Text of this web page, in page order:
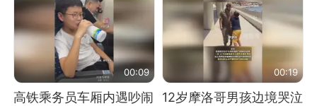
00:09
高铁乘务员车厢内遇吵闹
00:19
12岁摩洛哥男孩边境哭泣